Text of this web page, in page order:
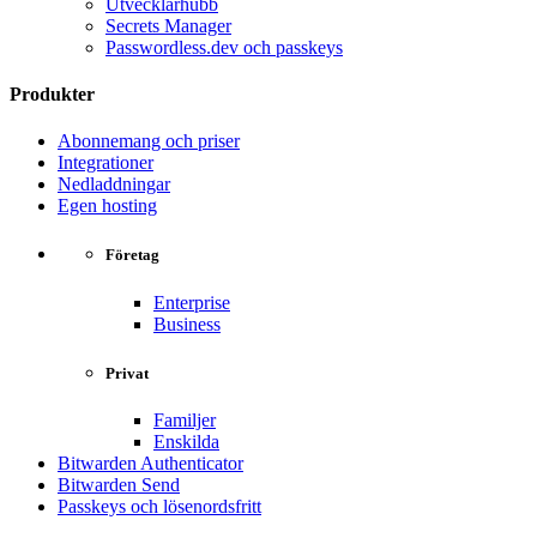
Secrets Manager
Passwordless.dev och passkeys
Produkter
Abonnemang och priser
Integrationer
Nedladdningar
Egen hosting
Företag
Enterprise
Business
Privat
Familjer
Enskilda
Bitwarden Authenticator
Bitwarden Send
Passkeys och lösenordsfritt